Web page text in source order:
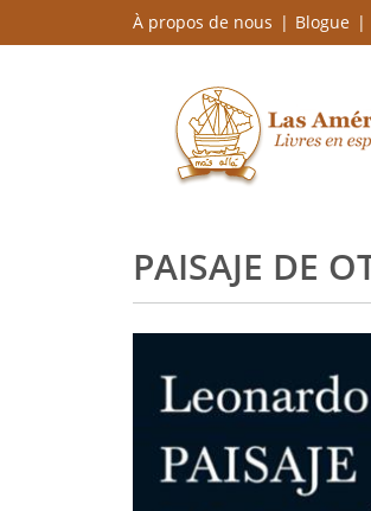
À propos de nous Blogue
PAISAJE DE